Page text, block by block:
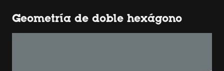
Geometría de doble hexágono